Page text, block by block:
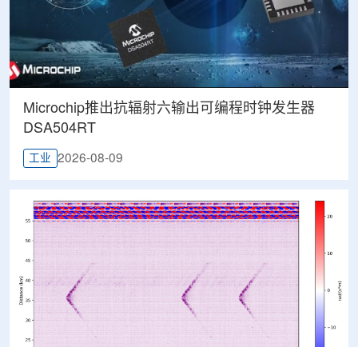
Microchip推出抗辐射六输出可编程时钟发生器
DSA504RT
工业 2026-08-09